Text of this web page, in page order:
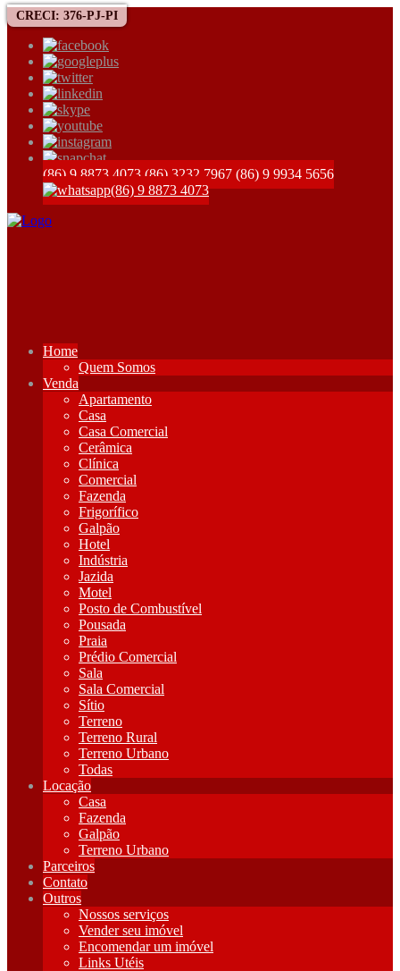
CRECI: 376-PJ-PI
(86) 9 8873 4073 (86) 3232 7967 (86) 9 9934 5656
(86) 9 8873 4073
Home
Quem Somos
Venda
Apartamento
Casa
Casa Comercial
Cerâmica
Clínica
Comercial
Fazenda
Frigorífico
Galpão
Hotel
Indústria
Jazida
Motel
Posto de Combustível
Pousada
Praia
Prédio Comercial
Sala
Sala Comercial
Sítio
Terreno
Terreno Rural
Terreno Urbano
Todas
Locação
Casa
Fazenda
Galpão
Terreno Urbano
Parceiros
Contato
Outros
Nossos serviços
Vender seu imóvel
Encomendar um imóvel
Links Utéis